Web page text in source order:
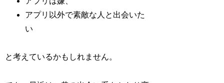
アプリ以外で素敵な人と出会いた
い
と考えているかもしれません。